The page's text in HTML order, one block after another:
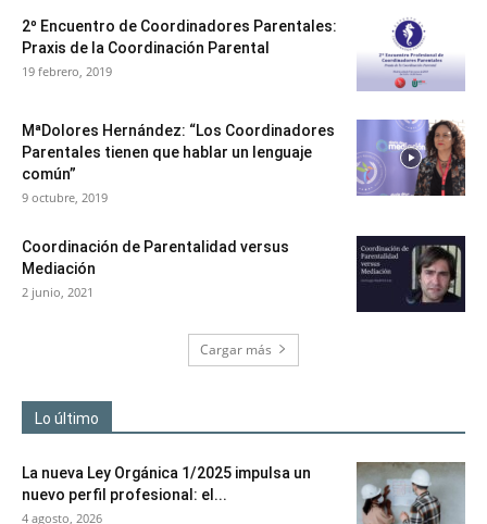
2º Encuentro de Coordinadores Parentales:
Praxis de la Coordinación Parental
19 febrero, 2019
MªDolores Hernández: “Los Coordinadores
Parentales tienen que hablar un lenguaje
común”
9 octubre, 2019
Coordinación de Parentalidad versus
Mediación
2 junio, 2021
Cargar más
Lo último
La nueva Ley Orgánica 1/2025 impulsa un
nuevo perfil profesional: el...
4 agosto, 2026